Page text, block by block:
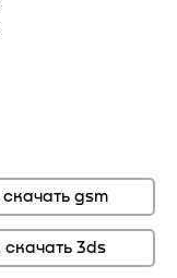
скачать gsm
скачать 3ds